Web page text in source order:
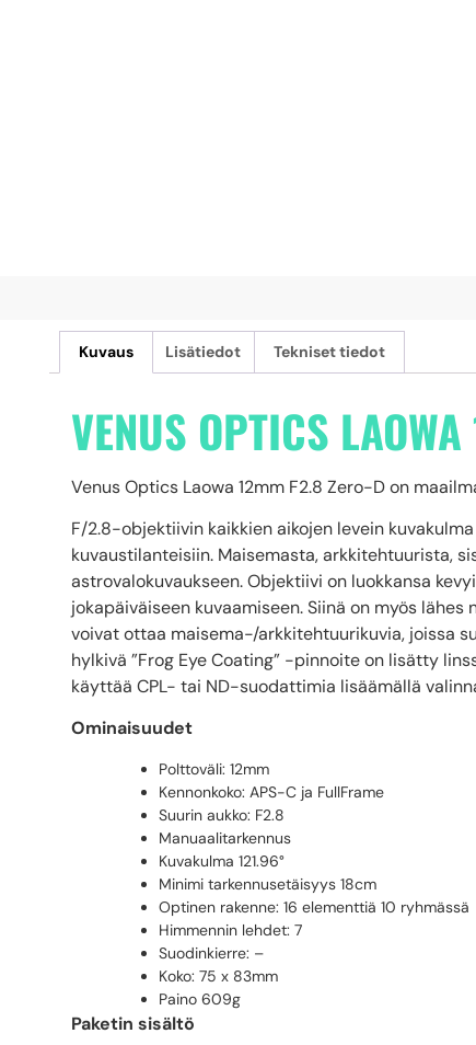
Kuvaus Lisätiedot Tekniset tiedot
VENUS OPTICS
Venus Optics Laowa 12mm F2.8 Zero-D on
F/2.8-objektiivin kaikkien aikojen levein
kuvaustilanteisiin. Maisemasta, arkkitehtuurista,
astrovalokuvaukseen. Objektiivi on luokkansa
jokapäiväiseen kuvaamiseen. Siinä on myös
voivat ottaa maisema-/arkkitehtuurikuvia, joissa
hylkivä ”Frog Eye Coating” -pinnoite on lisätty
käyttää CPL- tai ND-suodattimia lisäämällä
Ominaisuudet
Polttoväli: 12mm
Kennonkoko: APS-C ja FullFrame
Suurin aukko: F2.8
Manuaalitarkennus
Kuvakulma 121.96°
Minimi tarkennusetäisyys 18cm
Optinen rakenne: 16 elementtiä 10 ryhmässä
Himmennin lehdet: 7
Suodinkierre: –
Koko: 75 x 83mm
Paino 609g
Paketin sisältö